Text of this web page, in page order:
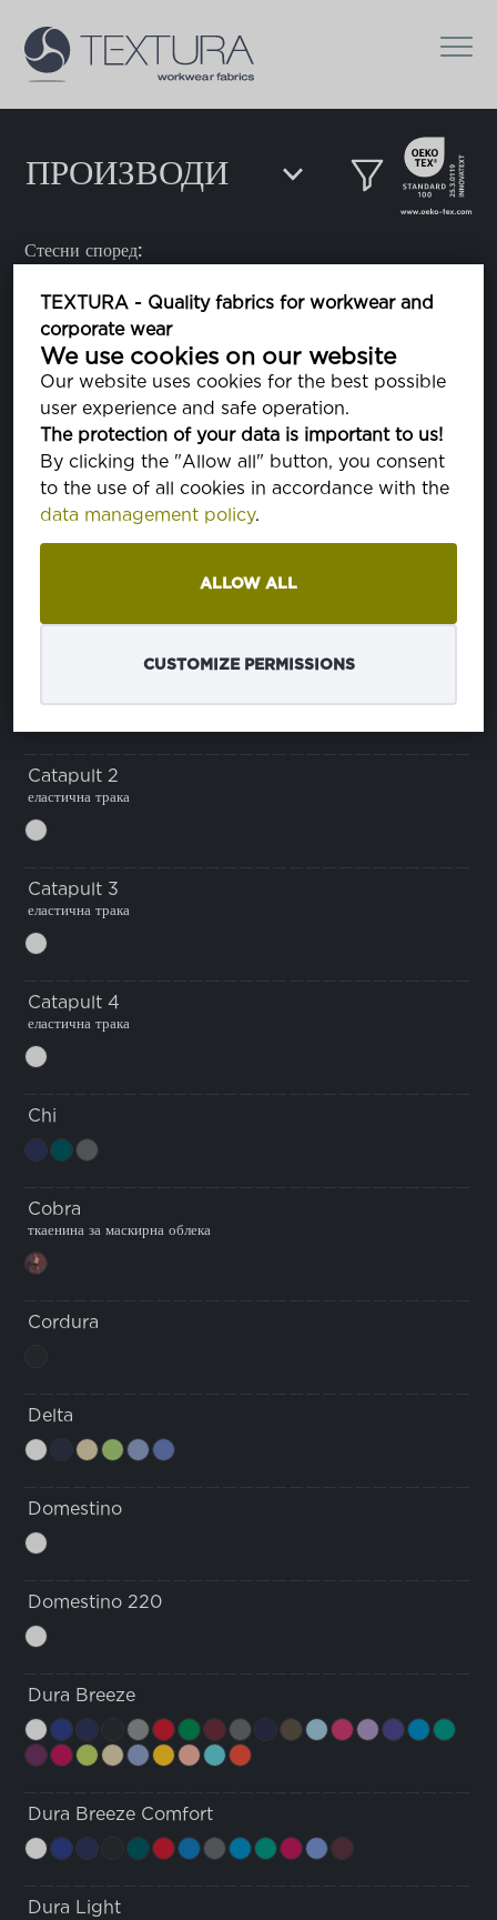
TEXTURA - Quality fabrics for workwear and
corporate wear
We use cookies on our website
Our website uses cookies for the best possible
user experience and safe operation.
The protection of your data is important to us!
By clicking the "Allow all" button, you consent
to the use of all cookies in accordance with the
data management policy.
ALLOW ALL
CUSTOMIZE PERMISSIONS
ПРОИЗВОДИ
Стесни според:
Alpha
Amman Belfil-S 80
конец за шиење
Catapult 2
еластична трака
Catapult 3
еластична трака
Catapult 4
еластична трака
Chi
Cobra
ткаенина за маскирна облека
Cordura
Delta
Domestino
Domestino 220
Dura Breeze
Dura Breeze Comfort
Dura Light